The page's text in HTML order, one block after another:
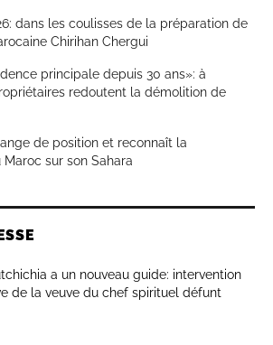
dans les coulisses de la préparation de
Chirihan Chergui
principale depuis 30 ans»: à
redoutent la démolition de
de position et reconnaît la
sur son Sahara
a un nouveau guide: intervention
de la veuve du chef spirituel défunt